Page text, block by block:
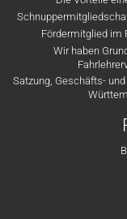
Fördermitglied im
Wir haben
Satzung, Geschäfts-